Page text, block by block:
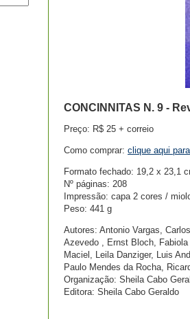
CONCINNITAS N. 9 -
Preço: R$ 25 + correio
Como comprar: clique aqui
Formato fechado: 19,2 x 23,1
Nº páginas: 208
Impressão: capa 2 cores /
Peso: 441 g
Autores: Antonio Vargas,
Azevedo , Ernst Bloch,
Maciel, Leila Danziger, Luis
Paulo Mendes da Rocha,
Organização: Sheila Cabo
Editora: Sheila Cabo Geraldo